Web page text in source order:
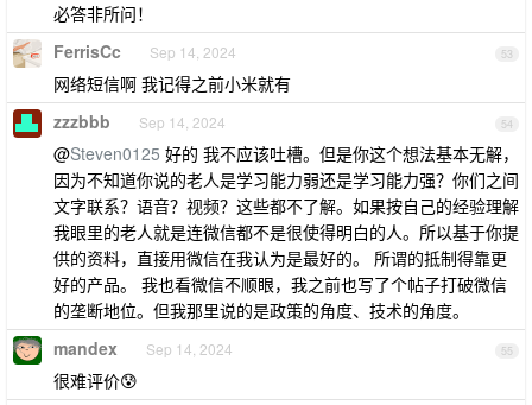
必答非所问！
53
FerrisCc Sep 14, 2024
网络短信啊 我记得之前小米就有
54
zzzbbb Sep 14, 2024
@Steven0125 好的 我不应该吐槽。但是你这个想法基本无解，
因为不知道你说的老人是学习能力弱还是学习能力强？你们之间
文字联系？语音？视频？这些都不了解。如果按自己的经验理解
我眼里的老人就是连微信都不是很使得明白的人。所以基于你提
供的资料，直接用微信在我认为是最好的。 所谓的抵制得靠更
好的产品。 我也看微信不顺眼，我之前也写了个帖子打破微信
的垄断地位。但我那里说的是政策的角度、技术的角度。
55
mandex Sep 14, 2024
很难评价😰